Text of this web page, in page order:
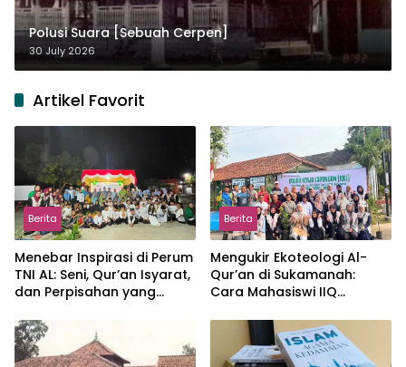
Polusi Suara [Sebuah Cerpen]
30 July 2026
Artikel Favorit
Berita
Menebar Inspirasi di Perum
TNI AL: Seni, Qur’an Isyarat,
dan Perpisahan yang
Berita
Mengukir Ekoteologi Al-
Qur’an di Sukamanah:
Cara Mahasiswi IIQ
Jonggol